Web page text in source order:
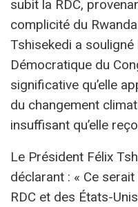
subit la RDC,
complicité du
Tshisekedi a
Démocratique du
significative qu’elle
du changement
insuffisant qu’elle
Le Président Félix
déclarant : « Ce
RDC et des États-